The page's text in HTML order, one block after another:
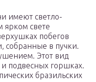
имеют светло-
ярком свете
побегов
собранные в пучки.
Этот вид
подвесных горшках.
бразильских